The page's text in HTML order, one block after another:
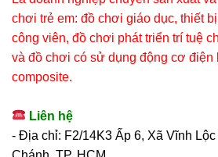
chơi trẻ em: đồ chơi giáo dục, thiết
công viên, đồ chơi phát triển trí tuệ
và đồ chơi có sử dụng động cơ điện
composite.
Liên hệ
- Địa chỉ: F2/14K3 Ấp 6, Xã Vĩnh